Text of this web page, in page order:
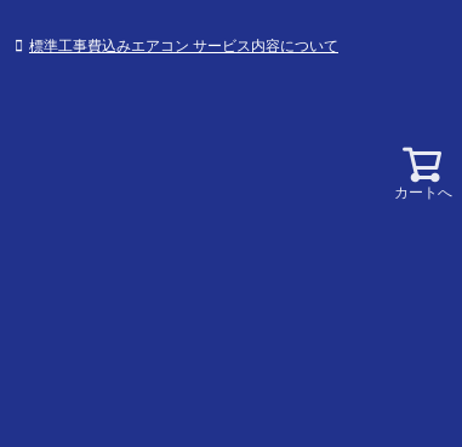
カートへ
標準工事費込みエアコン サービス内容について